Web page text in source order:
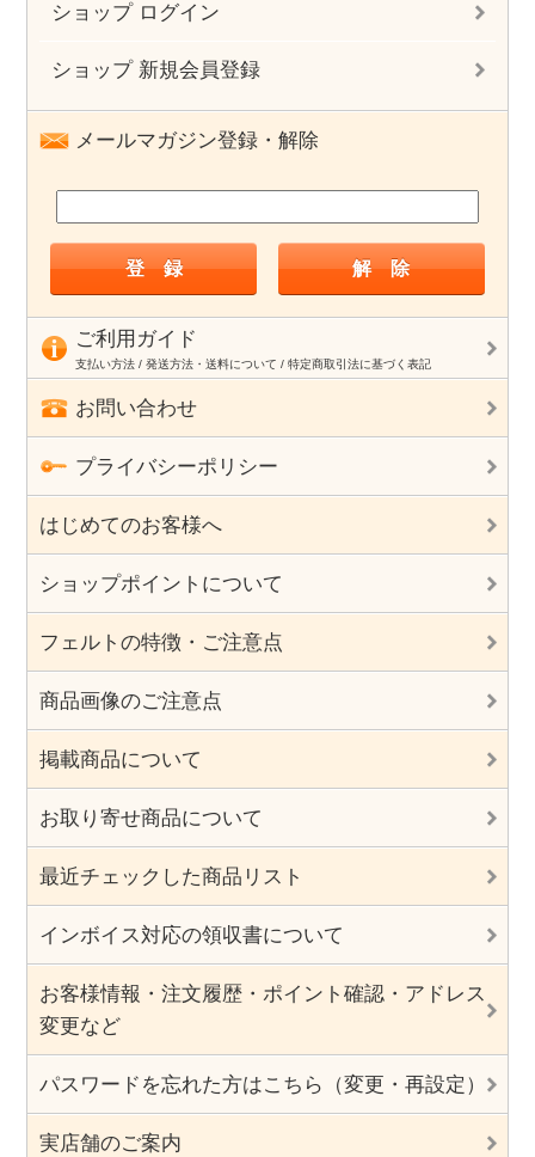
ショップ ログイン
ショップ 新規会員登録
メールマガジン登録・解除
ご利用ガイド
支払い方法 / 発送方法・送料について / 特定商取引法に基づく表記
お問い合わせ
プライバシーポリシー
はじめてのお客様へ
ショップポイントについて
フェルトの特徴・ご注意点
商品画像のご注意点
掲載商品について
お取り寄せ商品について
最近チェックした商品リスト
インボイス対応の領収書について
お客様情報・注文履歴・ポイント確認・アドレス
変更など
パスワードを忘れた方はこちら（変更・再設定）
実店舗のご案内